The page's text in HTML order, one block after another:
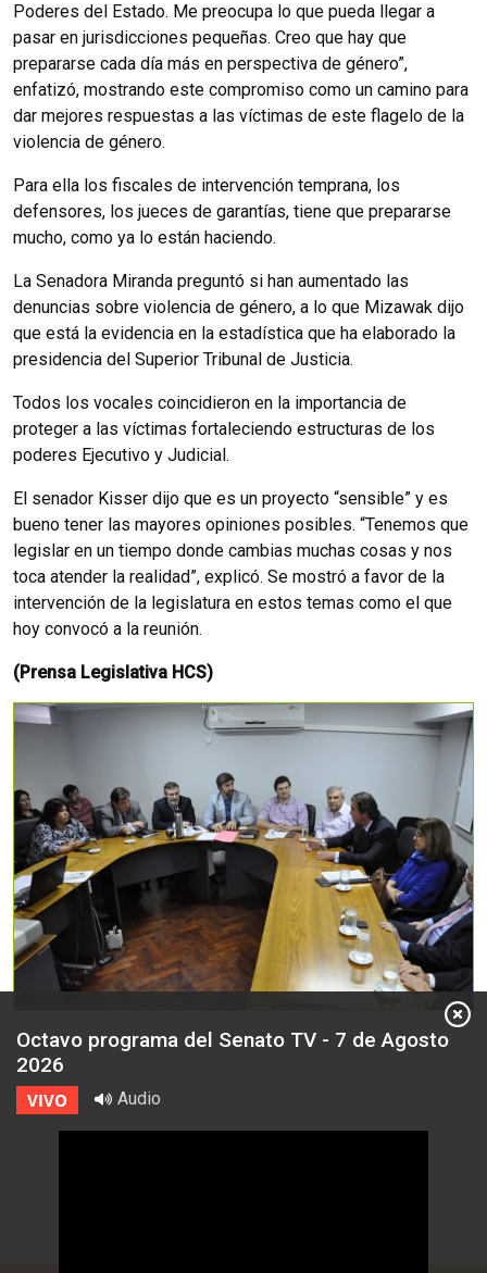
Poderes del Estado. Me preocupa lo que pueda llegar a
pasar en jurisdicciones pequeñas. Creo que hay que
prepararse cada día más en perspectiva de género”,
enfatizó, mostrando este compromiso como un camino para
dar mejores respuestas a las víctimas de este flagelo de la
violencia de género.
Para ella los fiscales de intervención temprana, los
defensores, los jueces de garantías, tiene que prepararse
mucho, como ya lo están haciendo.
La Senadora Miranda preguntó si han aumentado las
denuncias sobre violencia de género, a lo que Mizawak dijo
que está la evidencia en la estadística que ha elaborado la
presidencia del Superior Tribunal de Justicia.
Todos los vocales coincidieron en la importancia de
proteger a las víctimas fortaleciendo estructuras de los
poderes Ejecutivo y Judicial.
El senador Kisser dijo que es un proyecto “sensible” y es
bueno tener las mayores opiniones posibles. “Tenemos que
legislar en un tiempo donde cambias muchas cosas y nos
toca atender la realidad”, explicó. Se mostró a favor de la
intervención de la legislatura en estos temas como el que
hoy convocó a la reunión.
(Prensa Legislativa HCS)
Octavo programa del Senato TV - 7 de Agosto
2026
VIVO Audio